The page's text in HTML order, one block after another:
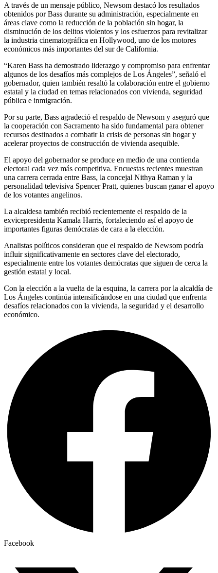
A través de un mensaje público, Newsom destacó los resultados
obtenidos por Bass durante su administración, especialmente en
áreas clave como la reducción de la población sin hogar, la
disminución de los delitos violentos y los esfuerzos para revitalizar
la industria cinematográfica en Hollywood, uno de los motores
económicos más importantes del sur de California.
“Karen Bass ha demostrado liderazgo y compromiso para enfrentar
algunos de los desafíos más complejos de Los Ángeles”, señaló el
gobernador, quien también resaltó la colaboración entre el gobierno
estatal y la ciudad en temas relacionados con vivienda, seguridad
pública e inmigración.
Por su parte, Bass agradeció el respaldo de Newsom y aseguró que
la cooperación con Sacramento ha sido fundamental para obtener
recursos destinados a combatir la crisis de personas sin hogar y
acelerar proyectos de construcción de vivienda asequible.
El apoyo del gobernador se produce en medio de una contienda
electoral cada vez más competitiva. Encuestas recientes muestran
una carrera cerrada entre Bass, la concejal Nithya Raman y la
personalidad televisiva Spencer Pratt, quienes buscan ganar el apoyo
de los votantes angelinos.
La alcaldesa también recibió recientemente el respaldo de la
exvicepresidenta Kamala Harris, fortaleciendo así el apoyo de
importantes figuras demócratas de cara a la elección.
Analistas políticos consideran que el respaldo de Newsom podría
influir significativamente en sectores clave del electorado,
especialmente entre los votantes demócratas que siguen de cerca la
gestión estatal y local.
Con la elección a la vuelta de la esquina, la carrera por la alcaldía de
Los Ángeles continúa intensificándose en una ciudad que enfrenta
desafíos relacionados con la vivienda, la seguridad y el desarrollo
económico.
Facebook